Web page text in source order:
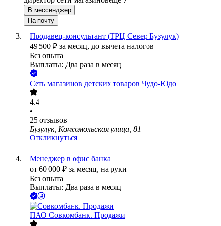
В мессенджер
На почту
Продавец-консультант (ТРЦ Север Бузулук)
49 500 ₽ за месяц, до вычета налогов
Без опыта
Выплаты: Два раза в месяц
Сеть магазинов детских товаров Чудо-Юдо
4.4
•
25 отзывов
Бузулук, Комсомольская улица, 81
Откликнуться
Менеджер в офис банка
от 60 000 ₽ за месяц, на руки
Без опыта
Выплаты: Два раза в месяц
ПАО Совкомбанк. Продажи